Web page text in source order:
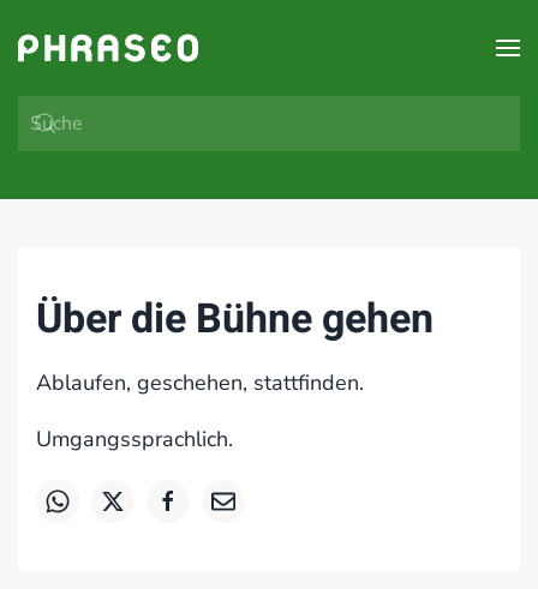
Zum Hauptinhalt springen
Über die Bühne gehen
Ablaufen, geschehen, stattfinden.
Umgangssprachlich.